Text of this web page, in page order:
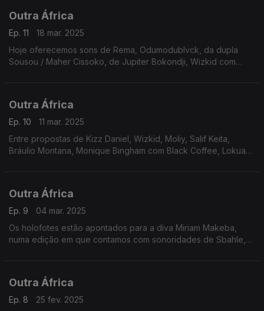
Outra África
Ep. 11
18 mar. 2025
Hoje oferecemos sons de Rema, Odumodublvck, da dupla
Sousou / Maher Cissoko, de Jupiter Bokondji, Wizkid com
Outra África
Ep. 10
11 mar. 2025
Entre propostas de Kizz Daniel, Wizkid, Moliy, Salif Keita,
Bráulio Montana, Monique Bingham com Black Coffee, Lokua
Outra África
Ep. 9
04 mar. 2025
Os holofotes estão apontados para a diva Miriam Makeba,
numa edição em que contamos com sonoridades de Sbahle,
Outra África
Ep. 8
25 fev. 2025